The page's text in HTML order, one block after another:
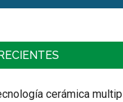
RECIENTES
cerámica